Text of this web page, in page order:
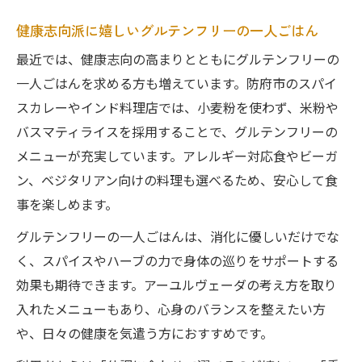
一人ごはんで味わう地元野菜とスパイスの
融合
バスマティライスが香る夜ご飯の魅力とは
ベジタリアン・ビーガン対応の一人ディナ
ー体験
地産地消で叶える健康的な夜ごはんの選択
肢
能
健康志向派に嬉しいグルテンフリーの一人ごはん
最近では、健康志向の高まりとともにグルテンフリーの
一人ごはんを求める方も増えています。防府市のスパイ
スカレーやインド料理店では、小麦粉を使わず、米粉や
バスマティライスを採用することで、グルテンフリーの
メニューが充実しています。アレルギー対応食やビーガ
ン、ベジタリアン向けの料理も選べるため、安心して食
事を楽しめます。
グルテンフリーの一人ごはんは、消化に優しいだけでな
く、スパイスやハーブの力で身体の巡りをサポートする
効果も期待できます。アーユルヴェーダの考え方を取り
入れたメニューもあり、心身のバランスを整えたい方
や、日々の健康を気遣う方におすすめです。